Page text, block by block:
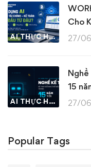
AI THỰC HÀNH
Cho
27/
AI THỰC HÀNH
15
27/
Popular Tags